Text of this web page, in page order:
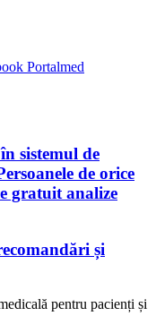
Portalmed
sistemul de
de orice
gratuit analize
și
pentru pacienți și